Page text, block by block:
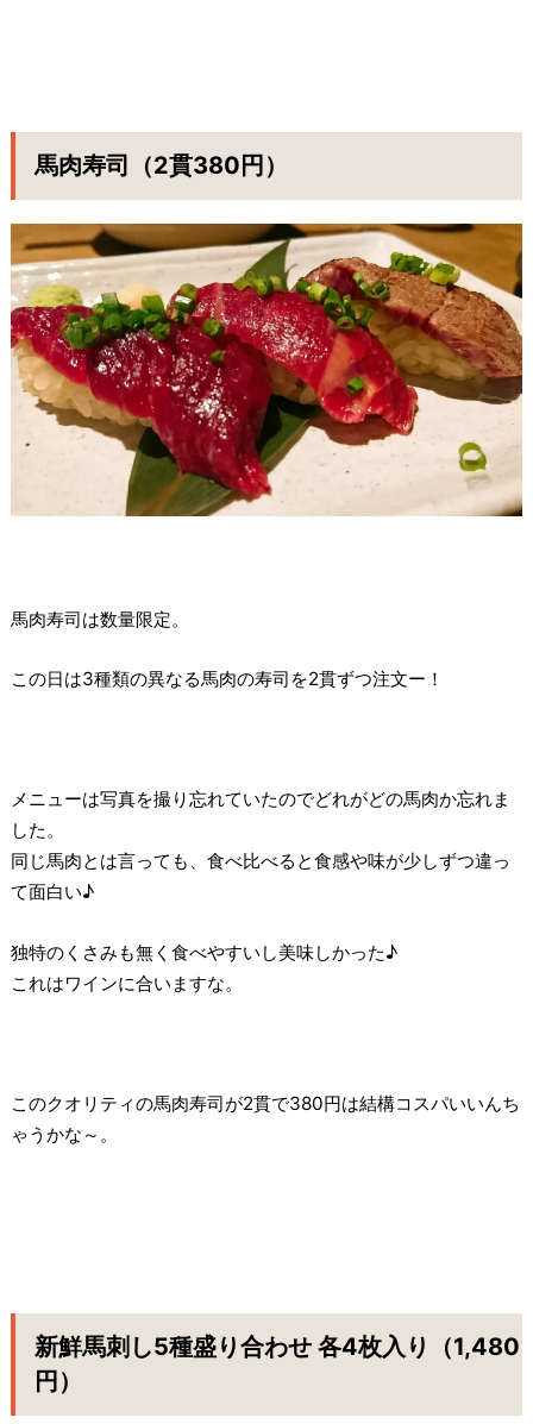
馬肉寿司（2貫380円）
馬肉寿司は数量限定。
この日は3種類の異なる馬肉の寿司を2貫ずつ注文ー！
メニューは写真を撮り忘れていたのでどれがどの馬肉か忘れま
した。
同じ馬肉とは言っても、食べ比べると食感や味が少しずつ違っ
て面白い♪
独特のくさみも無く食べやすいし美味しかった♪
これはワインに合いますな。
このクオリティの馬肉寿司が2貫で380円は結構コスパいいんち
ゃうかな～。
新鮮馬刺し5種盛り合わせ 各4枚入り（1,480
円）